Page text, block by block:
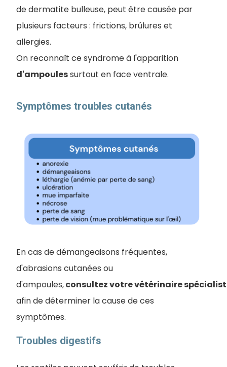
de dermatite bulleuse, peut être causée par
plusieurs facteurs : frictions, brûlures et
allergies.
On reconnaît ce syndrome à l'apparition
d'ampoulessurtout en face ventrale.
Symptômes troubles cutanés
En cas de démangeaisons fréquentes,
d'abrasions cutanées ou
d'ampoules,consultez votre vétérinaire
afin de déterminer la cause de ces
symptômes.
Troubles digestifs